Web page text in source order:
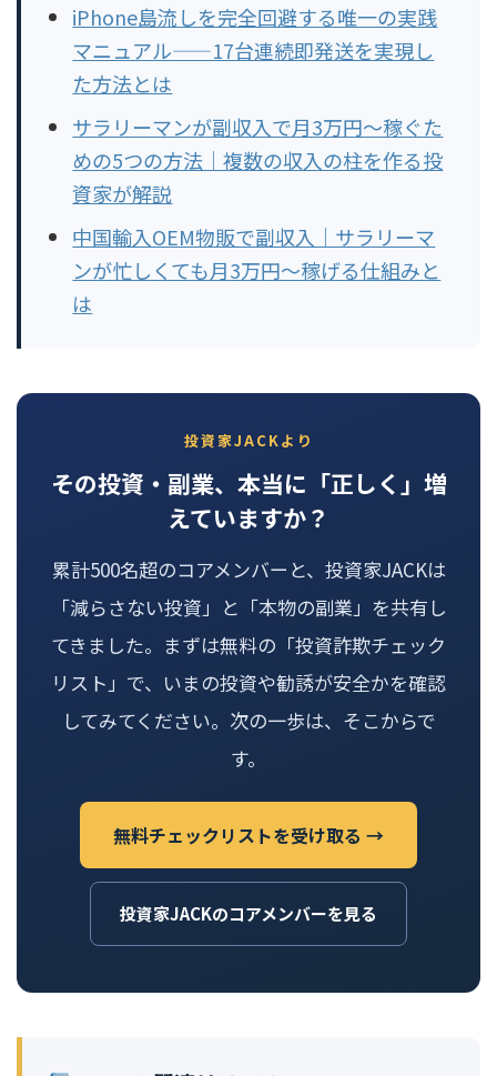
iPhone島流しを完全回避する唯一の実践
マニュアル——17台連続即発送を実現し
た方法とは
サラリーマンが副収入で月3万円〜稼ぐた
めの5つの方法｜複数の収入の柱を作る投
資家が解説
中国輸入OEM物販で副収入｜サラリーマ
ンが忙しくても月3万円〜稼げる仕組みと
は
投資家JACKより
その投資・副業、本当に「正しく」増
えていますか？
累計500名超のコアメンバーと、投資家JACKは
「減らさない投資」と「本物の副業」を共有し
てきました。まずは無料の「投資詐欺チェック
リスト」で、いまの投資や勧誘が安全かを確認
してみてください。次の一歩は、そこからで
す。
無料チェックリストを受け取る →
投資家JACKのコアメンバーを見る